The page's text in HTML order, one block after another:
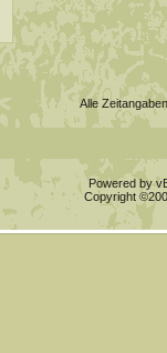
Alle
Powered by
Copyright